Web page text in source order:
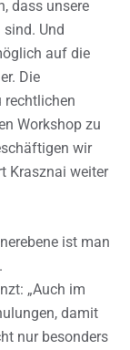
dass unsere
Und
auf die
Die
rechtlichen
Workshop zu
wir
Krasznai weiter
ist man
„Auch im
damit
nur besonders